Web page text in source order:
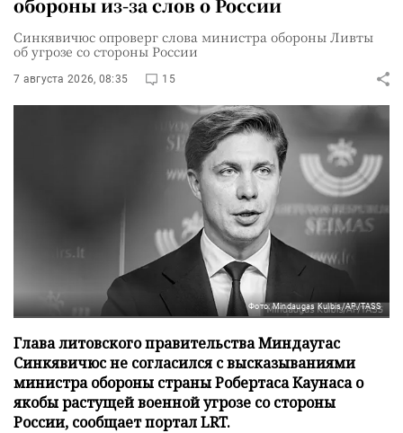
Синкявичюс опроверг слова министра обороны Ливты
об угрозе со стороны России
7 августа 2026, 08:35 15
Фото: Mindaugas Kulbis/AP/TASS
Глава литовского правительства Миндаугас
Синкявичюс не согласился с высказываниями
министра обороны страны Робертаса Каунаса о
якобы растущей военной угрозе со стороны
России, сообщает портал LRT.